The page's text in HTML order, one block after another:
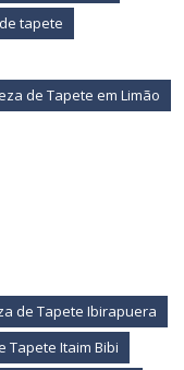
tapete
de Tapete em Limão
de Tapete Ibirapuera
Tapete Itaim Bibi